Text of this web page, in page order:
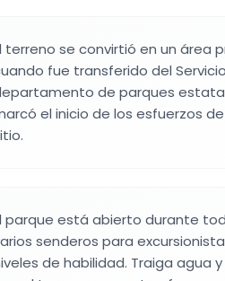
terreno se convirtió en un área
fue transferido del
de parques
el inicio de los esfuerzos
parque está abierto durante
senderos para
de habilidad. Traiga agua